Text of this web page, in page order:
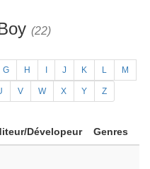
(22)
G H J K L M
V W X Y Z
Dévelopeur Genres